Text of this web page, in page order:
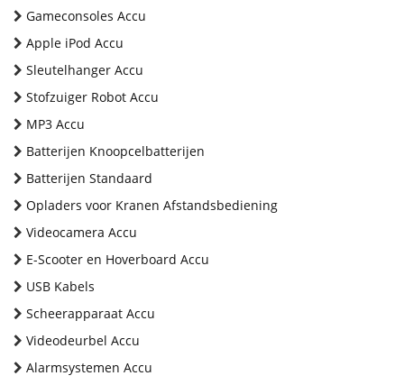
Gameconsoles Accu
Apple iPod Accu
Sleutelhanger Accu
Stofzuiger Robot Accu
MP3 Accu
Batterijen Knoopcelbatterijen
Batterijen Standaard
Opladers voor Kranen Afstandsbediening
Videocamera Accu
E-Scooter en Hoverboard Accu
USB Kabels
Scheerapparaat Accu
Videodeurbel Accu
Alarmsystemen Accu